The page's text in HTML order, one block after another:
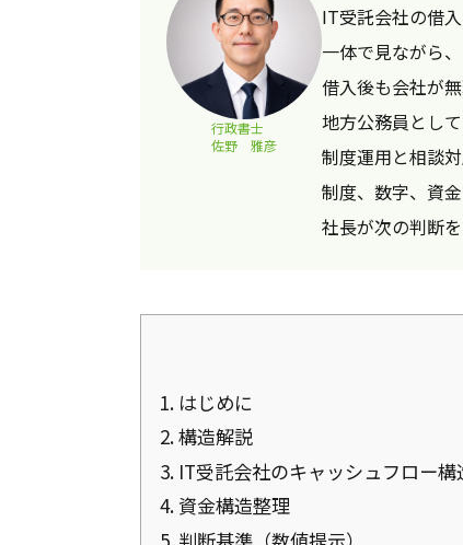
行政書士
佐野 雅彦
IT受託会社の借
一体で見ながら、
借入後も会社が
地方公務員として
制度運用と相談
制度、数字、資
社長が次の判断
1. はじめに
2.構造解説
3. IT受託会社のキャッシュフロー構
4. 資金構造整理